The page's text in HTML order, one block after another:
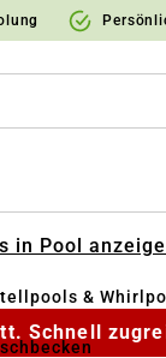
in Pool
&
Schnell